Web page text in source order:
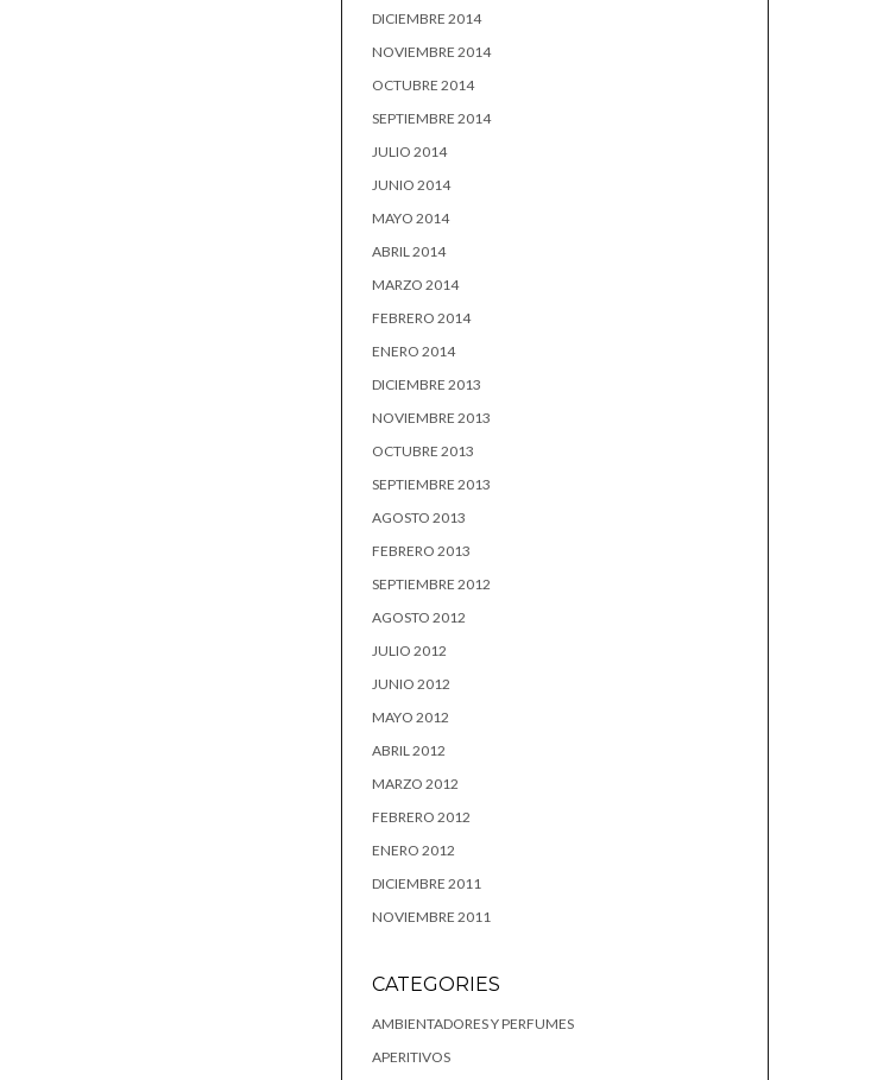
DICIEMBRE 2014
NOVIEMBRE 2014
OCTUBRE 2014
SEPTIEMBRE 2014
JULIO 2014
JUNIO 2014
MAYO 2014
ABRIL 2014
MARZO 2014
FEBRERO 2014
ENERO 2014
DICIEMBRE 2013
NOVIEMBRE 2013
OCTUBRE 2013
SEPTIEMBRE 2013
AGOSTO 2013
FEBRERO 2013
SEPTIEMBRE 2012
AGOSTO 2012
JULIO 2012
JUNIO 2012
MAYO 2012
ABRIL 2012
MARZO 2012
FEBRERO 2012
ENERO 2012
DICIEMBRE 2011
NOVIEMBRE 2011
CATEGORIES
AMBIENTADORES Y PERFUMES
APERITIVOS